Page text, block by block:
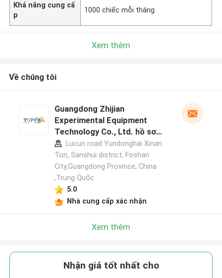
Khả năng cung cấ
p
1000 chiếc mỗi tháng
Xem thêm
Về chúng tôi
Guangdong Zhijian
Experimental Equipment
Technology Co., Ltd. hồ sơ
nhà sản xuất
Lucun road Yundonghai Xinan
Ton, Sanshui district, Foshan
City,Guangdong Province, China
,Trung Quốc
5.0
Nhà cung cấp xác nhận
Xem thêm
Nhận giá tốt nhất cho